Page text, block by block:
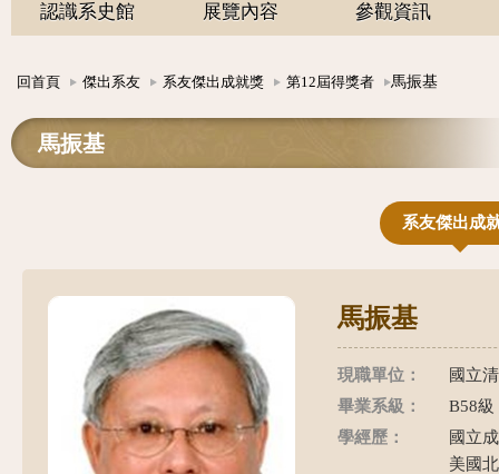
認識系史館 展覽內容 參觀資訊
回首頁 傑出系友 系友傑出成就獎 第12屆得獎者 馬振基
馬振基
系友傑出成
馬振基
現職單位：
國立
畢業系級：
B58級
學經歷：
國立
美國